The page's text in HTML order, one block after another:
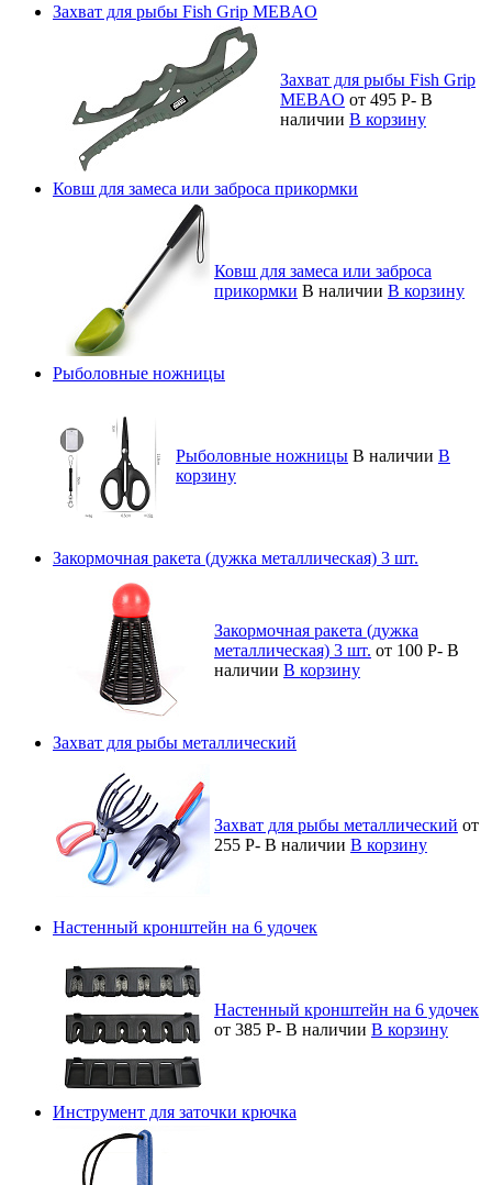
Захват для рыбы Fish Grip MEBAO
Захват для рыбы Fish Grip
MEBAO от 495 Р- В
наличии В корзину
Ковш для замеса или заброса прикормки
Ковш для замеса или заброса
прикормки В наличии В корзину
Рыболовные ножницы
Рыболовные ножницы В наличии В
корзину
Закормочная ракета (дужка металлическая) 3 шт.
Закормочная ракета (дужка
металлическая) 3 шт. от 100 Р- В
наличии В корзину
Захват для рыбы металлический
Захват для рыбы металлический от
255 Р- В наличии В корзину
Настенный кронштейн на 6 удочек
Настенный кронштейн на 6 удочек
от 385 Р- В наличии В корзину
Инструмент для заточки крючка